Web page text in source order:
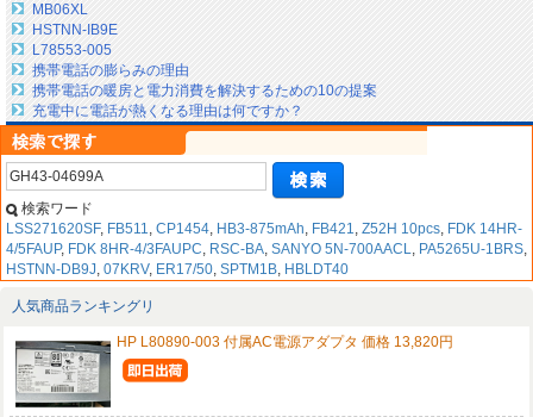
MB06XL
HSTNN-IB9E
L78553-005
携帯電話の膨らみの理由
携帯電話の暖房と電力消費を解決するための10の提案
充電中に電話が熱くなる理由は何ですか？
検索ワード
LSS271620SF, FB511, CP1454, HB3-875mAh, FB421, Z52H 10pcs, FDK 14HR-
4/5FAUP, FDK 8HR-4/3FAUPC, RSC-BA, SANYO 5N-700AACL, PA5265U-1BRS,
HSTNN-DB9J, 07KRV, ER17/50, SPTM1B, HBLDT40
人気商品ランキングリ
HP L80890-003 付属AC電源アダプタ 価格 13,820円